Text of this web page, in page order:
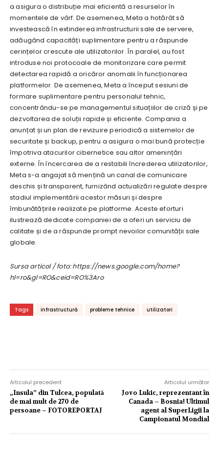
a asigura o distribuție mai eficientă a resurselor în
momentele de vârf. De asemenea, Meta a hotărât să
investească în extinderea infrastructurii sale de servere,
adăugând capacități suplimentare pentru a răspunde
cerințelor crescute ale utilizatorilor. În paralel, au fost
introduse noi protocoale de monitorizare care permit
detectarea rapidă a oricăror anomalii în funcționarea
platformelor. De asemenea, Meta a început sesiuni de
formare suplimentare pentru personalul tehnic,
concentrându-se pe managementul situațiilor de criză și pe
dezvoltarea de soluții rapide și eficiente. Compania a
anunțat și un plan de revizuire periodică a sistemelor de
securitate și backup, pentru a asigura o mai bună protecție
împotriva atacurilor cibernetice sau altor amenințări
externe. În încercarea de a restabili încrederea utilizatorilor,
Meta s-a angajat să mențină un canal de comunicare
deschis și transparent, furnizând actualizări regulate despre
stadiul implementării acestor măsuri și despre
îmbunătățirile realizate pe platforme. Aceste eforturi
ilustrează dedicate companiei de a oferi un serviciu de
calitate și de a răspunde prompt nevoilor comunității sale
globale.
Sursa articol / foto: https://news.google.com/home?
hl=ro&gl=RO&ceid=RO%3Aro
Tags infrastructură probleme tehnice utilizatori
Articolul precedent
„Insula” din Tulcea, populată
de mai mult de 270 de
persoane – FOTOREPORTAJ
Articolul următor
Jovo Lukic, reprezentant în
Canada – Bosnia! Ultimul
agent al SuperLigii la
Campionatul Mondial